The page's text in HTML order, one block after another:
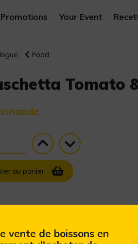
Promotions Your Event
Food
Tomato
au panier
vente de boissons en